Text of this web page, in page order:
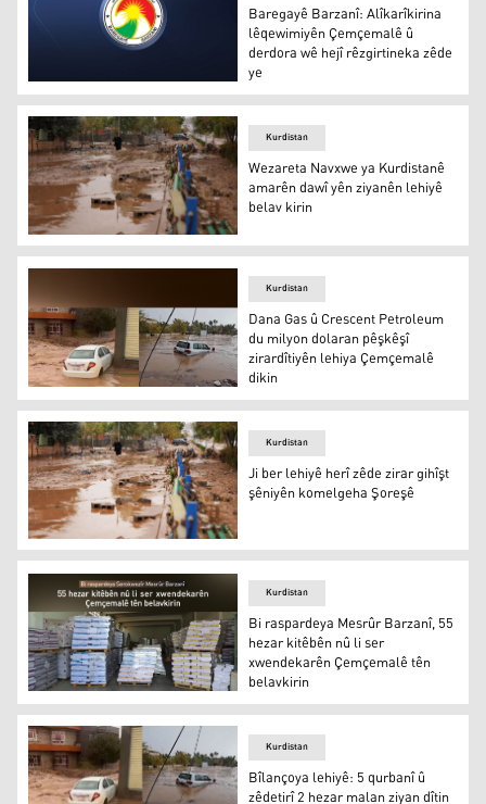
Baregayê Barzanî
Baregayê Barzanî: Alîkarîkirina
lêqewimiyên Çemçemalê û
derdora wê hejî rêzgirtineka zêde
ye
Wezareta Navxwe ya Kurdistanê amarên dawî yên
Kurdistan
Wezareta Navxwe ya Kurdistanê
amarên dawî yên ziyanên lehiyê
belav kirin
Dana Gas û Crescent Petroleum du milyon dolaran
Kurdistan
Dana Gas û Crescent Petroleum
du milyon dolaran pêşkêşî
zirardîtiyên lehiya Çemçemalê
dikin
Ji ber lehiyê herî zêde zirar gihîşt şêniyên komelgeha
Kurdistan
Ji ber lehiyê herî zêde zirar gihîşt
şêniyên komelgeha Şoreşê
Bi raspardeya Mesrûr Barzanî, 55 hezar kitêbên nû li
Kurdistan
Bi raspardeya Mesrûr Barzanî, 55
hezar kitêbên nû li ser
xwendekarên Çemçemalê tên
belavkirin
Kurdistan
Bîlançoya lehiyê: 5 qurbanî û
zêdetirî 2 hezar malan ziyan dîtin